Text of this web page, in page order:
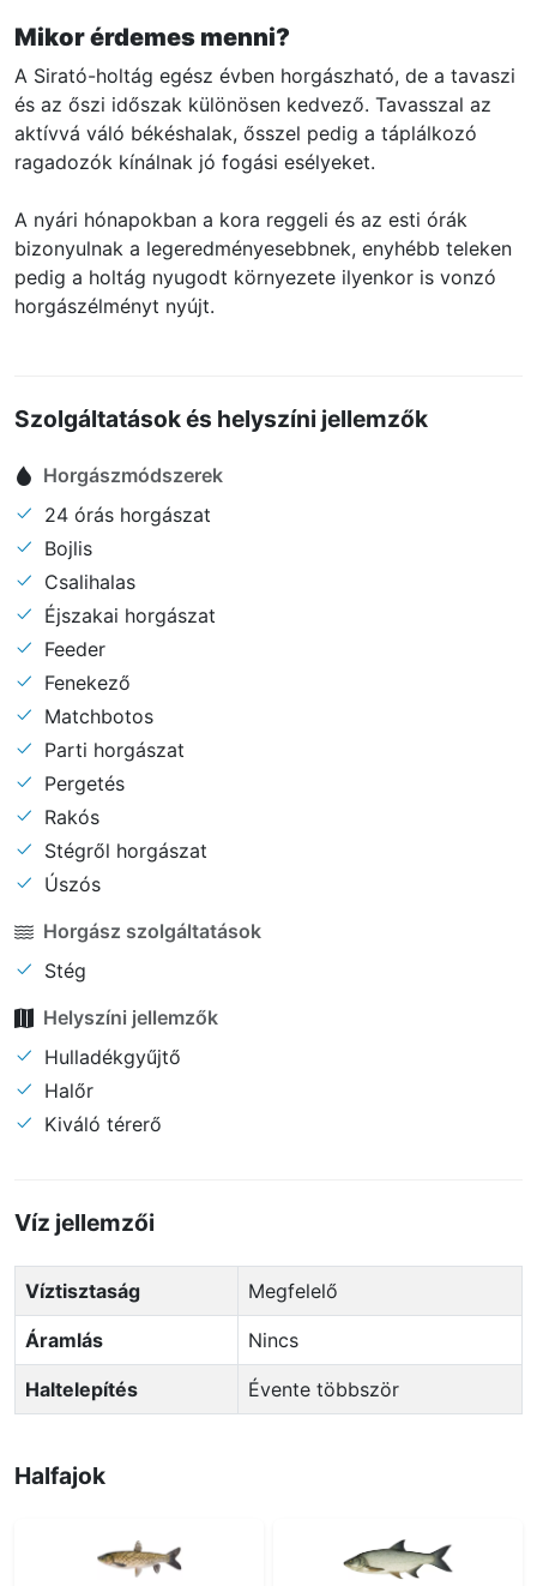
Mikor érdemes menni?
A Sirató-holtág egész évben horgászható, de a tavaszi
és az őszi időszak különösen kedvező. Tavasszal az
aktívvá váló békéshalak, ősszel pedig a táplálkozó
ragadozók kínálnak jó fogási esélyeket.
A nyári hónapokban a kora reggeli és az esti órák
bizonyulnak a legeredményesebbnek, enyhébb teleken
pedig a holtág nyugodt környezete ilyenkor is vonzó
horgászélményt nyújt.
Szolgáltatások és helyszíni jellemzők
Horgászmódszerek
24 órás horgászat
Bojlis
Csalihalas
Éjszakai horgászat
Feeder
Fenekező
Matchbotos
Parti horgászat
Pergetés
Rakós
Stégről horgászat
Úszós
Horgász szolgáltatások
Stég
Helyszíni jellemzők
Hulladékgyűjtő
Halőr
Kiváló térerő
Víz jellemzői
Víztisztaság Megfelelő
Áramlás Nincs
Haltelepítés Évente többször
Halfajok